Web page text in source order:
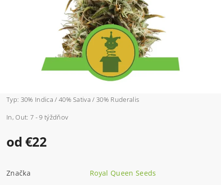
Typ: 30% Indica / 40% Sativa / 30% Ruderalis
In, Out: 7 - 9 týždňov
od €22
Značka
Royal Queen Seeds